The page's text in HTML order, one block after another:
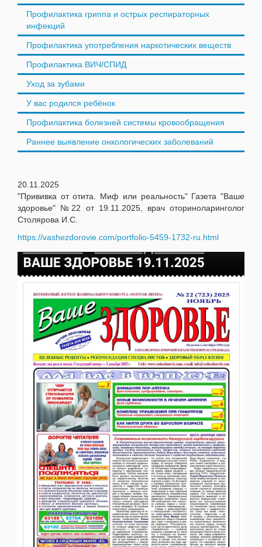
Профилактика гриппа и острых респираторных
инфекций
Профилактика употребления наркотических веществ
Профилактика ВИЧ/СПИД
Уход за зубами
У вас родился ребёнок
Профилактика болезней системы кровообращения
Раннее выявление онкологических заболеваний
20.11.2025
"Прививка от отита. Миф или реальность" Газета "Ваше
здоровье" №22 от 19.11.2025, врач оториноларинголог
Столярова И.С.
https://vashezdorovie.com/portfolio-5459-1732-ru.html